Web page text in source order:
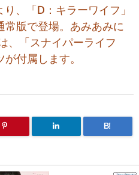
り、「D：キラーワイフ」
版で登場。あみあみに
、「スナイパーライフ
付属します。
B!